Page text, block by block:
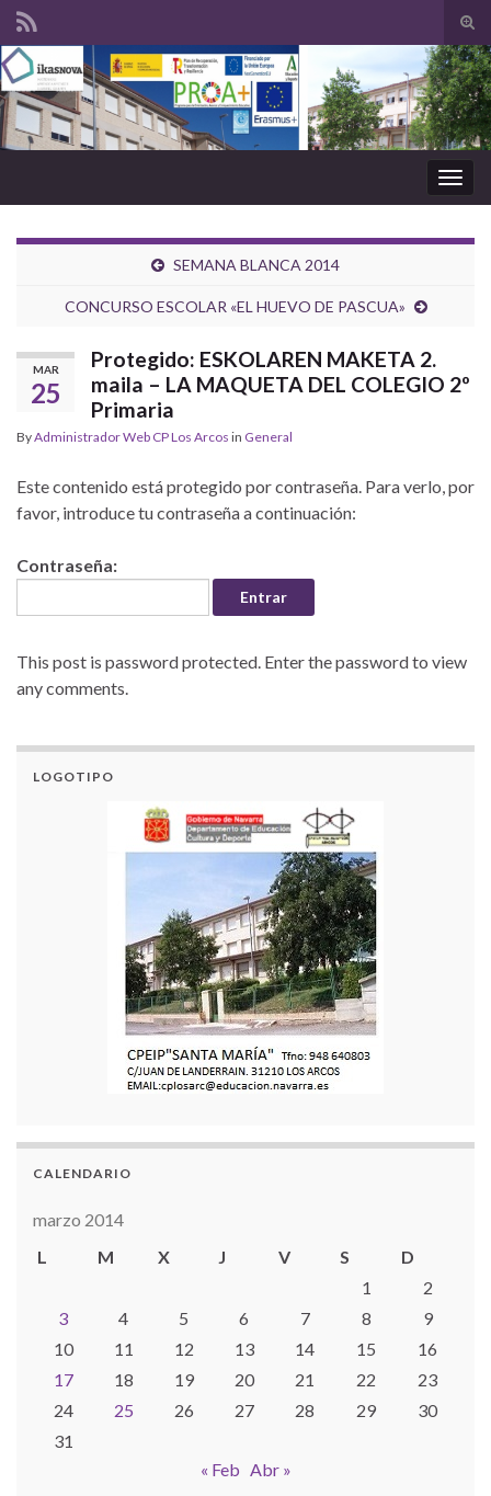
Search for:
SEMANA BLANCA 2014
CONCURSO ESCOLAR «EL HUEVO DE PASCUA»
MAR
25
Protegido: ESKOLAREN MAKETA 2.
maila – LA MAQUETA DEL COLEGIO 2º
Primaria
ByAdministrador Web CP Los Arcos in General
Este contenido está protegido por contraseña. Para verlo, por
favor, introduce tu contraseña a continuación:
Contraseña:
This post is password protected. Enter the password to view
any comments.
LOGOTIPO
CALENDARIO
marzo 2014
L
M X J V S
D
1
2
3
4 5 6 7 8
9
10
11 12 13 14 15
16
17
18 19 20 21 22
23
24
25 26 27 28 29
30
31
« Feb Abr »